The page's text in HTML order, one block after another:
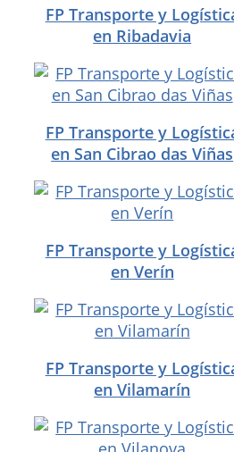
FP Transporte y
en Ribadavia
FP Transporte y
en San Cibrao das Viñas
FP Transporte y
en Verín
FP Transporte y
en Vilamarín